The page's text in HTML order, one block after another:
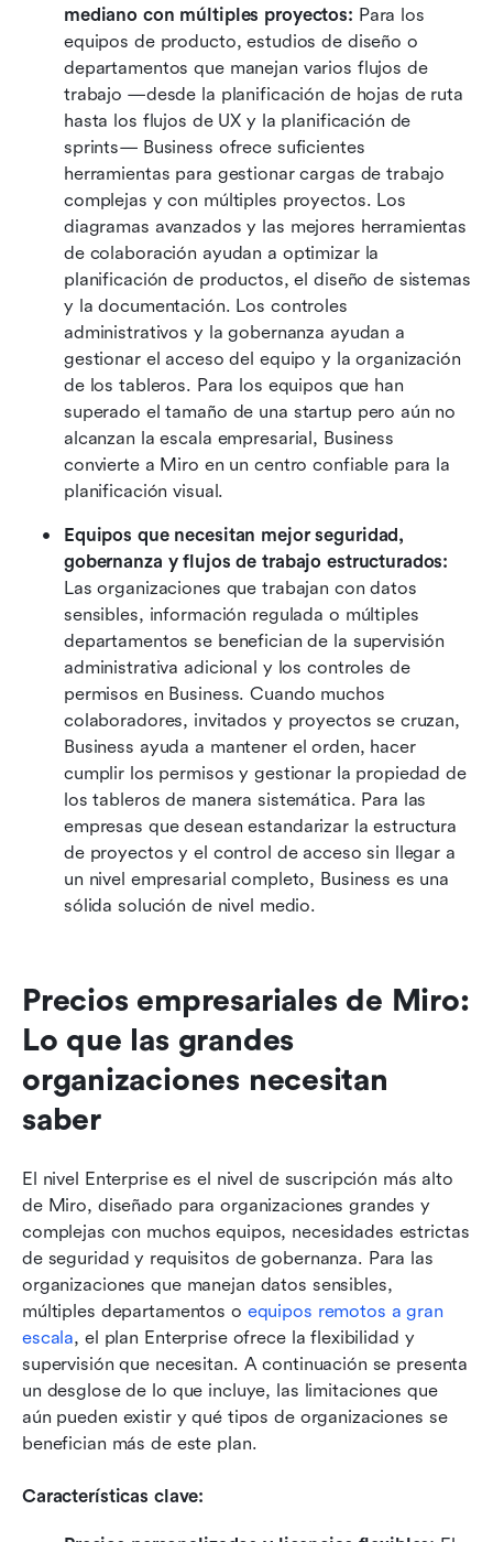
mediano con múltiples proyectos: Para los
equipos de producto, estudios de diseño o
departamentos que manejan varios flujos de
trabajo —desde la planificación de hojas de ruta
hasta los flujos de UX y la planificación de
sprints— Business ofrece suficientes
herramientas para gestionar cargas de trabajo
complejas y con múltiples proyectos. Los
diagramas avanzados y las mejores herramientas
de colaboración ayudan a optimizar la
planificación de productos, el diseño de sistemas
y la documentación. Los controles
administrativos y la gobernanza ayudan a
gestionar el acceso del equipo y la organización
de los tableros. Para los equipos que han
superado el tamaño de una startup pero aún no
alcanzan la escala empresarial, Business
convierte a Miro en un centro confiable para la
planificación visual.
Equipos que necesitan mejor seguridad,
Las organizaciones que trabajan con datos
sensibles, información regulada o múltiples
departamentos se benefician de la supervisión
administrativa adicional y los controles de
permisos en Business. Cuando muchos
colaboradores, invitados y proyectos se cruzan,
Business ayuda a mantener el orden, hacer
cumplir los permisos y gestionar la propiedad de
los tableros de manera sistemática. Para las
empresas que desean estandarizar la estructura
de proyectos y el control de acceso sin llegar a
un nivel empresarial completo, Business es una
sólida solución de nivel medio.
Precios empresariales de Miro:
Lo que las grandes
organizaciones necesitan
saber
El nivel Enterprise es el nivel de suscripción más alto
de Miro, diseñado para organizaciones grandes y
complejas con muchos equipos, necesidades estrictas
de seguridad y requisitos de gobernanza. Para las
organizaciones que manejan datos sensibles,
múltiples departamentos o equipos remotos a gran
escala, el plan Enterprise ofrece la flexibilidad y
supervisión que necesitan. A continuación se presenta
un desglose de lo que incluye, las limitaciones que
aún pueden existir y qué tipos de organizaciones se
benefician más de este plan.
Características clave: